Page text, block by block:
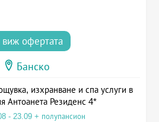
виж офертата
Банско
изхранване и спа услуги в
Антоанета Резиденс 4*
- 23.09 + полупансион